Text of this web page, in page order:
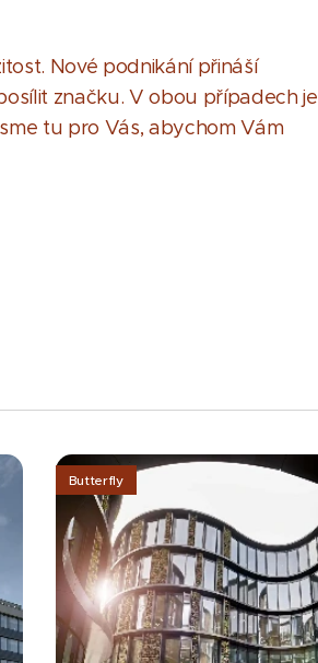
Nové podnikání přináší
značku. V obou případech je
tu pro Vás, abychom Vám
Butterfly